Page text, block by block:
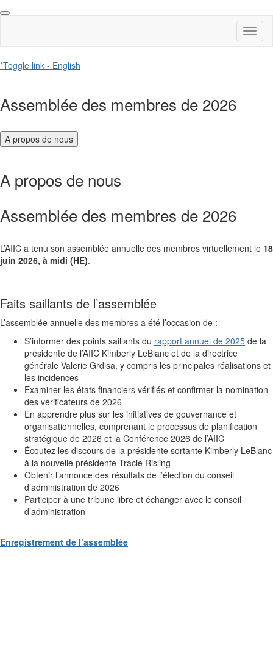
*Toggle link - English
Assemblée des membres de 2026
A propos de nous
A propos de nous
Assemblée des membres de 2026
L’AIIC a tenu son assemblée annuelle des membres virtuellement le 18
juin 2026, à midi (HE).
Faits saillants de l’assemblée
L’assemblée annuelle des membres a été l’occasion de :
S’informer des points saillants du rapport annuel de 2025 de la
présidente de l’AIIC Kimberly LeBlanc et de la directrice
générale Valerie Grdisa, y compris les principales réalisations et
les incidences
Examiner les états financiers vérifiés et confirmer la nomination
des vérificateurs de 2026
En apprendre plus sur les initiatives de gouvernance et
organisationnelles, comprenant le processus de planification
stratégique de 2026 et la Conférence 2026 de l’AIIC
Écoutez les discours de la présidente sortante Kimberly LeBlanc
à la nouvelle présidente Tracie Risling
Obtenir l’annonce des résultats de l’élection du conseil
d’administration de 2026
Participer à une tribune libre et échanger avec le conseil
d’administration
Enregistrement de l’assemblée